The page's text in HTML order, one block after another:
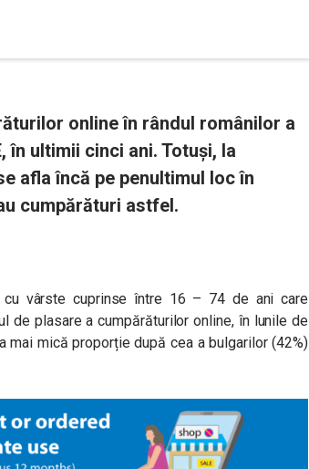
online în rândul românilor a
în ultimii cinci ani. Totuși, la
afla încă pe penultimul loc în
cumpărături astfel.
cu vârste cuprinse între 16 – 74 de ani care
de plasare a cumpărăturilor online, în lunile de
mai mică proporție după cea a bulgarilor (42%)